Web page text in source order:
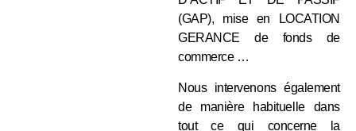
(GAP), mise en LOCATION
GERANCE de fonds de
commerce …
Nous intervenons également
de manière habituelle dans
tout ce qui concerne la